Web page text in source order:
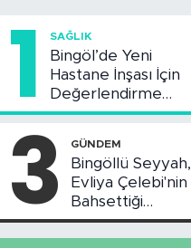
1 SAĞLIK
Bingöl’de Yeni
Hastane İnşası İçin
Değerlendirme
Toplantısı Yapıldı
3 GÜNDEM
Bingöllü Seyyah,
Evliya Çelebi'nin
Bahsettiği
Bingöl'deki O
Yeri Görüntüledi